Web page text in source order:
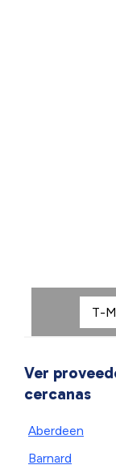
Ver
cercanas
Aberdeen
Barnard